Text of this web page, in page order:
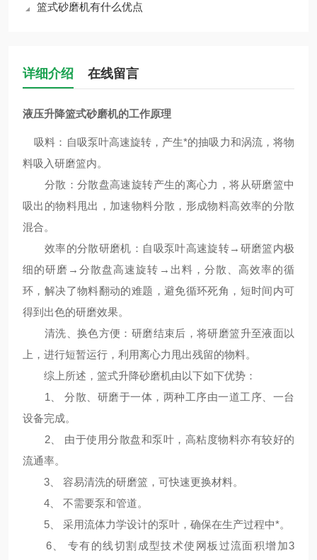
篮式砂磨机有什么优点
详细介绍 在线留言
液压升降篮式砂磨机的工作原理
吸料：自吸泵叶高速旋转，产生*的抽吸力和涡流，将物
料吸入研磨篮内。
分散：分散盘高速旋转产生的离心力，将从研磨篮中
吸出的物料甩出，加速物料分散，形成物料高效率的分散
混合。
效率的分散研磨机：自吸泵叶高速旋转→研磨篮内极
细的研磨→分散盘高速旋转→出料，分散、高效率的循
环，解决了物料翻动的难题，避免循环死角，短时间内可
得到出色的研磨效果。
清洗、换色方便：研磨结束后，将研磨篮升至液面以
上，进行短暂运行，利用离心力甩出残留的物料。
综上所述，篮式升降砂磨机由以下如下优势：
1、 分散、研磨于一体，两种工序由一道工序、一台
设备完成。
2、 由于使用分散盘和泵叶，高粘度物料亦有较好的
流通率。
3、 容易清洗的研磨篮，可快速更换材料。
4、 不需要泵和管道。
5、 采用流体力学设计的泵叶，确保在生产过程中*。
6、 专有的线切割成型技术使网板过流面积增加3